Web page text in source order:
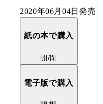
2020年06月04日発売
紙の本で購入
開/閉
電子版で購入